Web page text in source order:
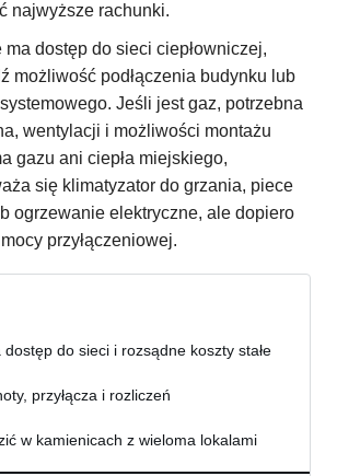
najwyższe rachunki.
dostęp do sieci ciepłowniczej,
możliwość podłączenia budynku lub
Jeśli jest gaz, potrzebna
wentylacji i możliwości montażu
gazu ani ciepła miejskiego,
się klimatyzator do grzania, piece
ogrzewanie elektryczne, ale dopiero
przyłączeniowej.
do sieci i rozsądne koszty stałe
przyłącza i rozliczeń
w kamienicach z wieloma lokalami